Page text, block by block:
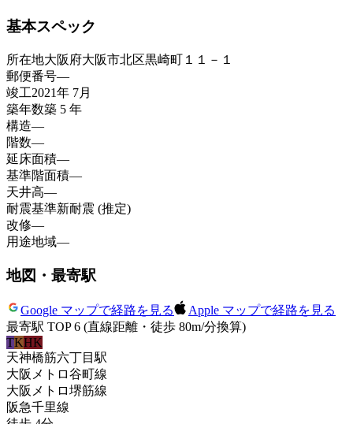
基本スペック
所在地大阪府大阪市北区黒崎町１１－１
郵便番号—
竣工2021年 7月
築年数築 5 年
構造—
階数—
延床面積—
基準階面積—
天井高—
耐震基準新耐震 (推定)
改修—
用途地域—
地図・最寄駅
Google マップで経路を見る
Apple マップで経路を見る
最寄駅 TOP 6 (直線距離・徒歩 80m/分換算)
TKHK
天神橋筋六丁目 駅
大阪メトロ谷町線
大阪メトロ堺筋線
阪急千里線